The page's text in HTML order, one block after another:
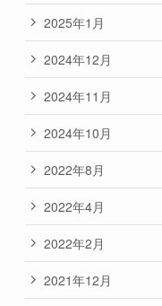
2025年1月
2024年12月
2024年11月
2024年10月
2022年8月
2022年4月
2022年2月
2021年12月